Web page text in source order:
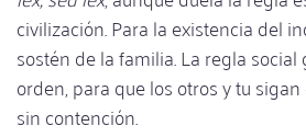
civilización. Para la existencia del
sostén de la familia. La regla
orden, para que los otros y tu
sin contención.